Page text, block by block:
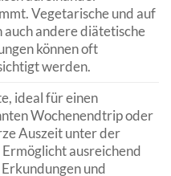
Vegetarische und auf
auch andere diätetische
können oft
werden.
ideal für einen
Wochenendtrip oder
Auszeit unter der
ausreichend
und